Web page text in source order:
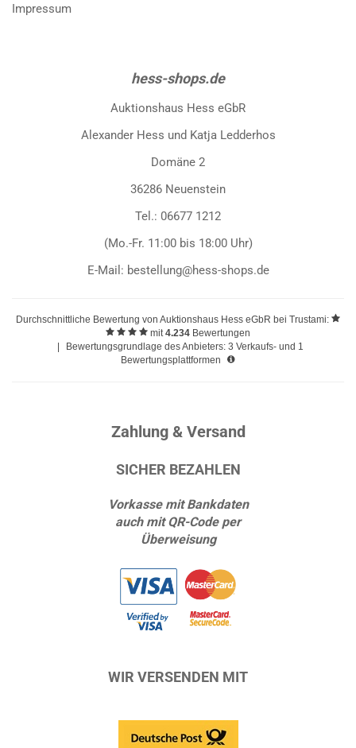
Impressum
hess-shops.de
Auktionshaus Hess eGbR
Alexander Hess und Katja Ledderhos
Domäne 2
36286 Neuenstein
Tel.: 06677 1212
(Mo.-Fr. 11:00 bis 18:00 Uhr)
E-Mail: bestellung@hess-shops.de
Durchschnittliche Bewertung von Auktionshaus Hess eGbR bei Trustami:
mit4.234 Bewertungen
Bewertungsgrundlage des Anbieters: 3 Verkaufs- und 1
Bewertungsplattformen
Zahlung & Versand
SICHER BEZAHLEN
Vorkasse mit Bankdaten
auch mit QR-Code per
Überweisung
WIR VERSENDEN MIT